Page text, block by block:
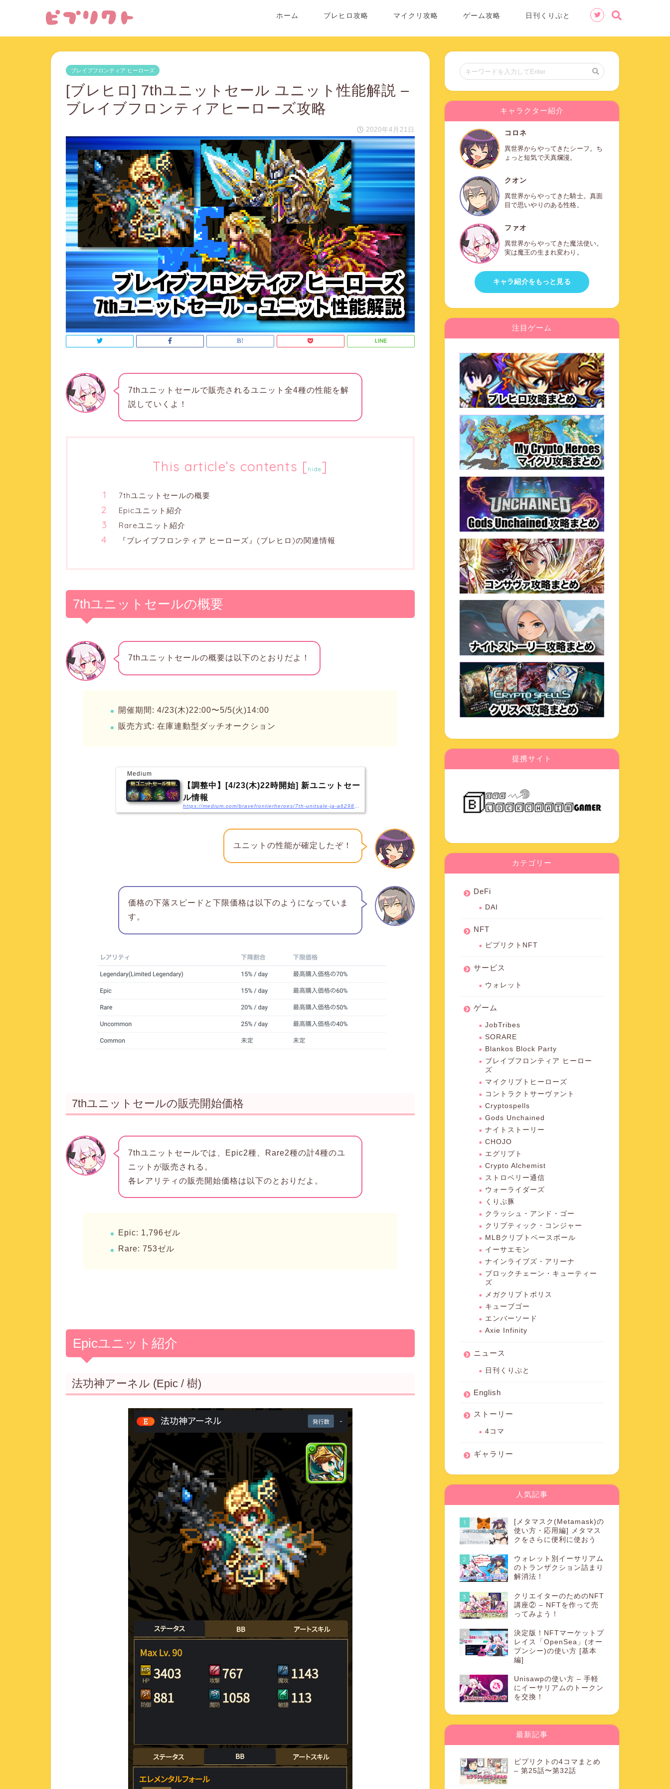
ホーム ブレヒロ攻略 マイクリ攻略 ゲーム攻略 日刊くりぷと
ブレイブフロンティア ヒーローズ
[ブレヒロ] 7thユニットセール ユニット性能解説 –
ブレイブフロンティアヒーローズ攻略
2020年4月21日
7thユニットセールで販売されるユニット全4種の性能を解
説 していくよ！
This article’s contents [hide]
7thユニットセールの概要
Epicユニット紹介
Rareユニット紹介
『ブレイブフロンティア ヒーローズ』(ブレヒロ)の関連情報
7thユニットセールの概要
7thユニットセールの概要は以下のとおりだよ！
開催期間: 4/23(木)22:00〜5/5(火)14:00
販売方式: 在庫連動型ダッチオークション
Medium
【調整中】[4/23(木)22時開始] 新ユニットセー
ル情報
ユニットの性能が確定したぞ！
価格の下落スピードと下限価格は以下のようになっていま
す。
7thユニットセールの販売開始価格
7thユニットセールでは、Epic2種、Rare2種の計4種のユ
ニットが販売される。
各レアリティの販売開始価格は以下のとおりだよ。
Epic: 1,796ゼル
Rare: 753ゼル
Epicユニット紹介
法功神アーネル (Epic / 樹)
キャラクター紹介
コロネ
異世界からやってきたシーフ。ち
ょっと短気で天真爛漫。
クオン
異世界からやってきた騎士。真面
目で思いやりのある性格。
ファオ
異世界からやってきた魔法使い。
実は魔王の生まれ変わり。
キャラ紹介をもっと見る
注目ゲーム
提携サイト
カテゴリー
DeFi
DAI
NFT
ピプリクトNFT
サービス
ウォレット
ゲーム
JobTribes
SORARE
Blankos Block Party
ブレイブフロンティア ヒーロー
ズ
マイクリプトヒーローズ
コントラクトサーヴァント
Cryptospells
Gods Unchained
ナイトストーリー
CHOJO
エグリプト
Crypto Alchemist
ストロベリー通信
ウォーライダーズ
くりぷ豚
クラッシュ・アンド・ゴー
クリプティック・コンジャー
MLBクリプトベースボール
イーサエモン
ナインライブズ・アリーナ
ブロックチェーン・キューティー
ズ
メガクリプトポリス
キューブゴー
エンバーソード
Axie Infinity
ニュース
日刊くりぷと
English
ストーリー
4コマ
ギャラリー
人気記事
1
[メタマスク(Metamask)の
使い方・応用編] メタマス
クをさらに便利に使おう
2
ウォレット別イーサリアム
のトランザクション詰まり
解消法！
3
クリエイターのためのNFT
講座② – NFTを作って売
ってみよう！
4
決定版！NFTマーケットプ
レイス「OpenSea」(オー
プンシー)の使い方 [基本
編]
5
Unisawpの使い方 – 手軽
にイーサリアムのトークン
を交換！
最新記事
ピプリクトの4コマまとめ
– 第25話〜第32話